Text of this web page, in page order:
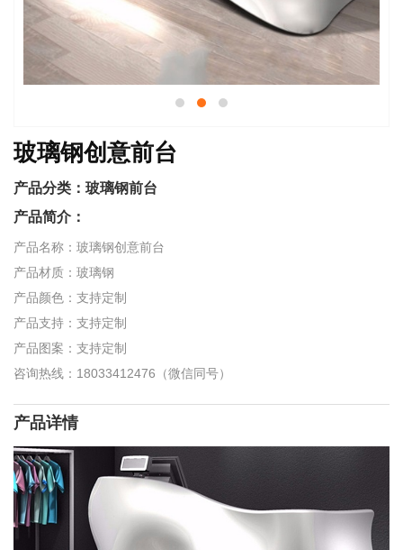
玻璃钢创意前台
产品分类： 玻璃钢前台
产品简介：
产品名称：玻璃钢创意前台
产品材质：玻璃钢
产品颜色：支持定制
产品支持：支持定制
产品图案：支持定制
咨询热线：18033412476（微信同号）
产品详情